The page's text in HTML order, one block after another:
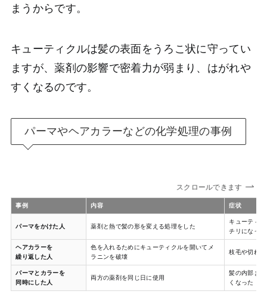
まうからです。
キューティクルは髪の表面をうろこ状に守ってい
ますが、薬剤の影響で密着力が弱まり、はがれや
すくなるのです。
パーマやヘアカラーなどの化学処理の事例
スクロールできます
事例 内容 症状
パーマをかけた人 薬剤と熱で髪の形を変える処理をした
キューティ
チリになった
ヘアカラーを
繰り返した人
色を入れるためにキューティクルを開いてメ
ラニンを破壊
枝毛や切れ
パーマとカラーを
同時にした人
両方の薬剤を同じ日に使用
髪の内部ま
くなった